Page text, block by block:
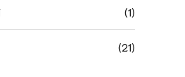
(1)
(21)